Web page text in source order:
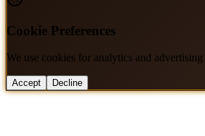
Cookie Preferences
We use cookies for analytics and
Accept Decline